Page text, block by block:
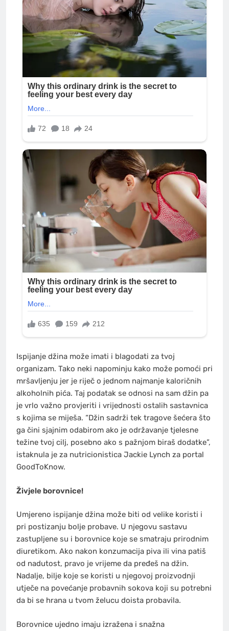
Ispijanje džina može imati i blagodati za tvoj
organizam. Tako neki napominju kako može pomoći pri
mršavljenju jer je riječ o jednom najmanje kaloričnih
alkoholnih pića. Taj podatak se odnosi na sam džin pa
je vrlo važno provjeriti i vrijednosti ostalih sastavnica
s kojima se miješa. “Džin sadrži tek tragove šećera što
ga čini sjajnim odabirom ako je održavanje tjelesne
težine tvoj cilj, posebno ako s pažnjom biraš dodatke”,
istaknula je za nutricionistica Jackie Lynch za portal
GoodToKnow.
Živjele borovnice!
Umjereno ispijanje džina može biti od velike koristi i
pri postizanju bolje probave. U njegovu sastavu
zastupljene su i borovnice koje se smatraju prirodnim
diuretikom. Ako nakon konzumacija piva ili vina patiš
od nadutost, pravo je vrijeme da pređeš na džin.
Nadalje, bilje koje se koristi u njegovoj proizvodnji
utječe na povećanje probavnih sokova koji su potrebni
da bi se hrana u tvom želucu doista probavila.
Borovnice ujedno imaju izražena i snažna